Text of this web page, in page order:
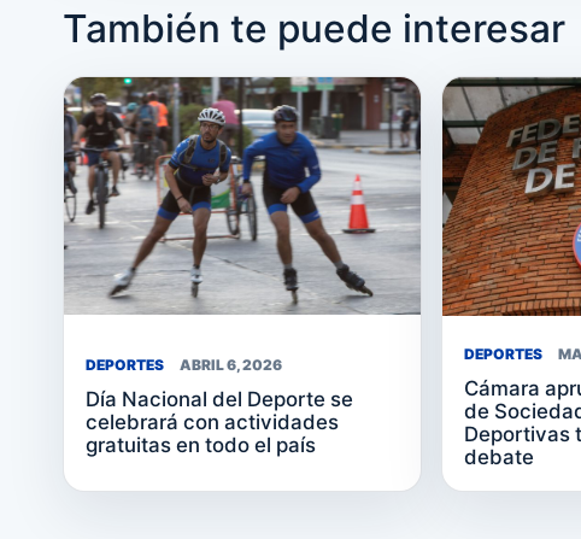
También te puede interesar
DEPORTES ABRIL 6, 2026
Día Nacional del Deporte se
celebrará con actividades
gratuitas en todo el país
DEPORTES
Cámara
de
Deportivas
debate